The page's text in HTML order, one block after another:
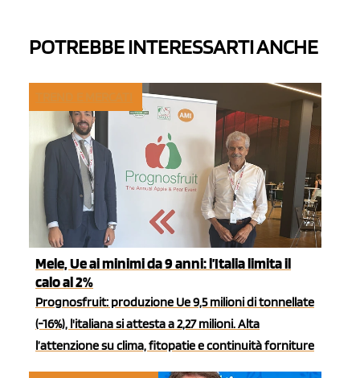
POTREBBE INTERESSARTI ANCHE
Mele, Ue ai minimi da 9 anni: l’Italia limita il
calo al 2%
Prognosfruit: produzione Ue 9,5 milioni di tonnellate
(-16%), l'italiana si attesta a 2,27 milioni. Alta
l’attenzione su clima, fitopatie e continuità forniture